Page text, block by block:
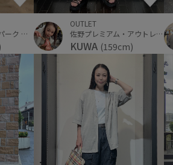
三井アウトレットパーク 横浜ベイサイド
OUTLET
佐野プレミアム・アウトレット
KUWA (159cm)